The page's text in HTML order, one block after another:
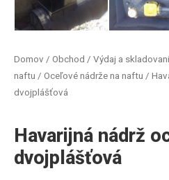
Domov / Obchod / Výdaj a
naftu / Oceľové nádrže na naftu /
dvojplášťová
Havarijná nádrž
dvojplášťová